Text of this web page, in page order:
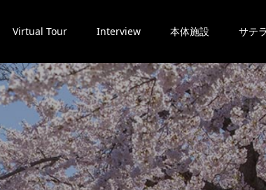
Virtual Tour Interview 本体施設 サテ